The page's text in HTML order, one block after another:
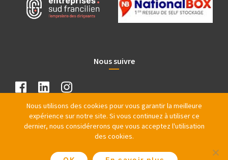
Nous suivre
Nous utilisons des cookies pour vous garantir la meilleure
expérience sur notre site. Si vous continuez à utiliser ce
dernier, nous considérerons que vous acceptez l'utilisation
des cookies.